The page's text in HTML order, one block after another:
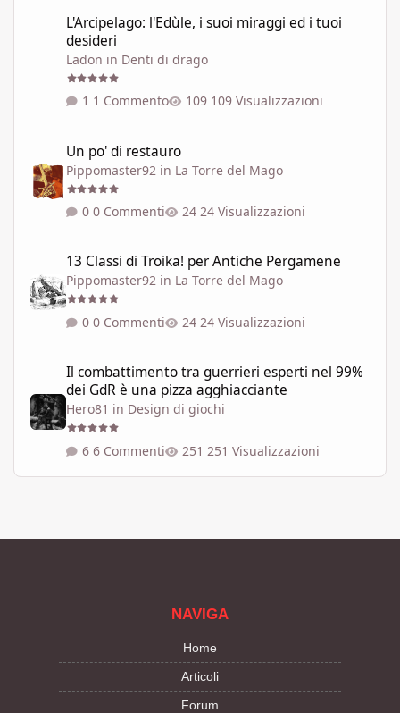
L'Arcipelago: l'Edùle, i suoi miraggi ed i tuoi
desideri
Ladon in Denti di drago
1 Commento 109 Visualizzazioni
Un po' di restauro
Pippomaster92 in La Torre del Mago
0 Commenti 24 Visualizzazioni
13 Classi di Troika! per Antiche Pergamene
Pippomaster92 in La Torre del Mago
0 Commenti 24 Visualizzazioni
Il combattimento tra guerrieri esperti nel 99%
dei GdR è una pizza agghiacciante
Hero81 in Design di giochi
6 Commenti 251 Visualizzazioni
NAVIGA
Home
Articoli
Forum